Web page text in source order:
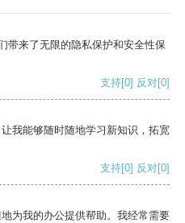
带来了无限的隐私保护和安全性保
支持[0] 反对[0]
我能够随时随地学习新知识，拓宽
支持[0] 反对[0]
为我的办公提供帮助。我经常需要